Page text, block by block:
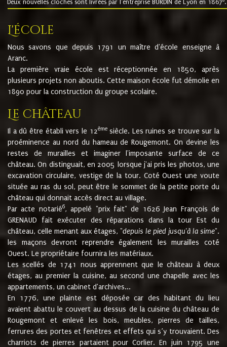
Deux nouvelles cloches sont livrées par l'entreprise BURDIN de Lyon en 1867 .
L'école
Nous savons que depuis 1791 un maître d'école enseigne à
Aranc.
La première vraie école est réceptionnée en 1850, après
plusieurs projets non aboutis. Cette maison école fut démolie en
1890 pour la construction du groupe scolaire.
Le château
Il a dû être établi vers le 12èmesiècle. Les ruines se trouve sur la
proéminence au nord du hameau de Rougemont. On devine les
restes de murailles et imaginer l'imposante surface de ce
château. On distinguait, en 2005 lorsque j'ai pris les photos, une
excavation circulaire, vestige de la tour. Coté Ouest une voute
située au ras du sol, peut être le sommet de la petite porte du
château qui donnait accès direct au village.
Par acte notarié6, appelé "prix fait" de 1626 Jean François de
GRENAUD fait exécuter des réparations dans la tour Est du
château, celle menant aux étages, "depuis le pied jusqu'à la sime".
les maçons devront reprendre également les murailles coté
Ouest. Le propriétaire fournira les matériaux.
Les scellés de 1741 nous apprennent que le château à deux
étages, au premier la cuisine, au second une chapelle avec les
appartements, un cabinet d'archives...
En 1776, une plainte est déposée car des habitant du lieu
avaient abattu le couvert au dessus de la cuisine du château de
Rougemont et enlevé les bois, meubles, pierres de tailles,
ferrures des portes et fenêtres et effets qui s’y trouvaient. Des
charriots de pierres partaient pour Corlier. En juin 1795 une